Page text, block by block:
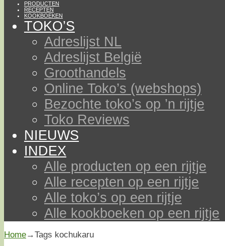
PRODUCTEN
RECEPTEN
KOOKBOEKEN
TOKO’S
Adreslijst NL
Adreslijst België
Groothandels
Online Toko’s (webshops)
Bezochte toko’s op ’n rijtje
Toko Reviews
NIEUWS
INDEX
Alle producten op een rijtje
Alle recepten op een rijtje
Alle toko’s op een rijtje
Alle kookboeken op een rijtje
Home→Tags kochukaru